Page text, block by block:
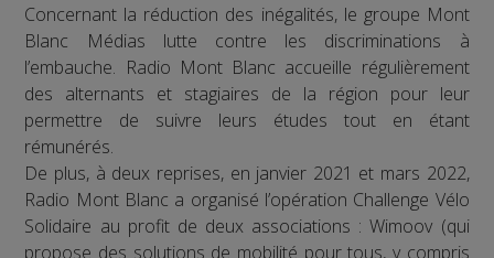
Concernant la réduction des inégalités, le groupe Mont
Blanc Médias lutte contre les discriminations à
l’embauche. Radio Mont Blanc accueille régulièrement
des alternants et stagiaires de la région pour leur
permettre de suivre leurs études tout en étant
rémunérés.
De plus, à deux reprises, en janvier 2021 et mars 2022,
Radio Mont Blanc a organisé l’opération Challenge Vélo
Solidaire au profit de deux associations : Wimoov (qui
propose des solutions de mobilité pour tous, y compris